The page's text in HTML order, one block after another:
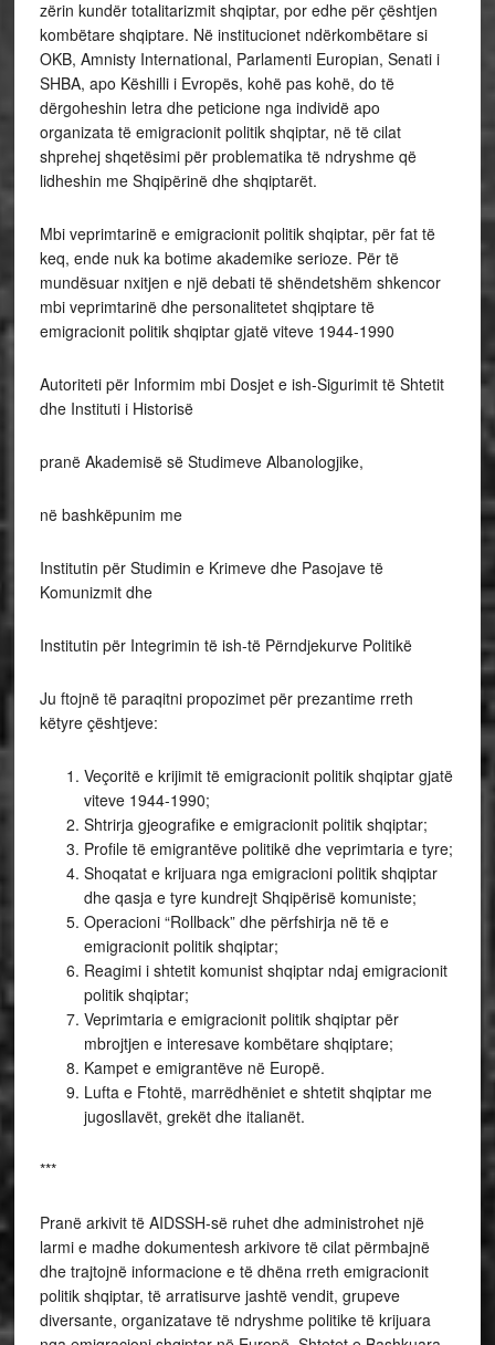
zërin kundër totalitarizmit shqiptar, por edhe për çështjen
kombëtare shqiptare. Në institucionet ndërkombëtare si
OKB, Amnisty International, Parlamenti Europian, Senati i
SHBA, apo Këshilli i Evropës, kohë pas kohë, do të
dërgoheshin letra dhe peticione nga individë apo
organizata të emigracionit politik shqiptar, në të cilat
shprehej shqetësimi për problematika të ndryshme që
lidheshin me Shqipërinë dhe shqiptarët.
Mbi veprimtarinë e emigracionit politik shqiptar, për fat të
keq, ende nuk ka botime akademike serioze. Për të
mundësuar nxitjen e një debati të shëndetshëm shkencor
mbi veprimtarinë dhe personalitetet shqiptare të
emigracionit politik shqiptar gjatë viteve 1944-1990
Autoriteti për Informim mbi Dosjet e ish-Sigurimit të Shtetit
dhe Instituti i Historisë
pranë Akademisë së Studimeve Albanologjike,
në bashkëpunim me
Institutin për Studimin e Krimeve dhe Pasojave të
Komunizmit dhe
Institutin për Integrimin të ish-të Përndjekurve Politikë
Ju ftojnë të paraqitni propozimet për prezantime rreth
këtyre çështjeve:
Veçoritë e krijimit të emigracionit politik shqiptar gjatë
viteve 1944-1990;
Shtrirja gjeografike e emigracionit politik shqiptar;
Profile të emigrantëve politikë dhe veprimtaria e tyre;
Shoqatat e krijuara nga emigracioni politik shqiptar
dhe qasja e tyre kundrejt Shqipërisë komuniste;
Operacioni “Rollback” dhe përfshirja në të e
emigracionit politik shqiptar;
Reagimi i shtetit komunist shqiptar ndaj emigracionit
politik shqiptar;
Veprimtaria e emigracionit politik shqiptar për
mbrojtjen e interesave kombëtare shqiptare;
Kampet e emigrantëve në Europë.
Lufta e Ftohtë, marrëdhëniet e shtetit shqiptar me
jugosllavët, grekët dhe italianët.
***
Pranë arkivit të AIDSSH-së ruhet dhe administrohet një
larmi e madhe dokumentesh arkivore të cilat përmbajnë
dhe trajtojnë informacione e të dhëna rreth emigracionit
politik shqiptar, të arratisurve jashtë vendit, grupeve
diversante, organizatave të ndryshme politike të krijuara